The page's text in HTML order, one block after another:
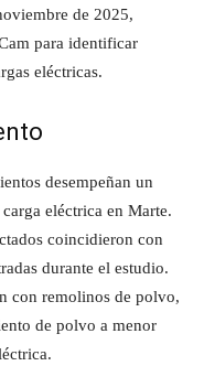
de 2025,
para identificar
eléctricas.
desempeñan un
eléctrica en Marte.
coincidieron con
durante el estudio.
con remolinos de polvo,
de polvo a menor